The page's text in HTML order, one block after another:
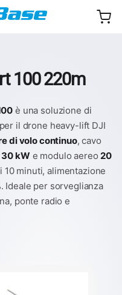
100 220m
è una soluzione di
il drone heavy-lift DJI
di volo continuo, cavo
30 kWe modulo aereo20
10 minuti, alimentazione
Ideale per sorveglianza
ponte radio e